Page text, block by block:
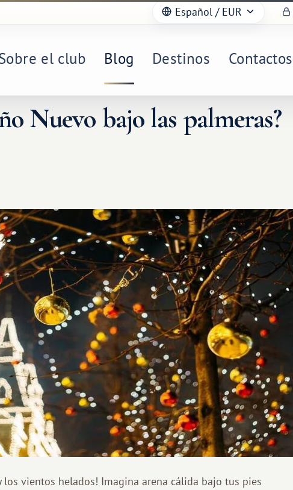
Español / EUR
el club Blog Destinos Contactos
Nuevo bajo las palmeras?
los vientos helados! Imagina arena cálida bajo tus pies